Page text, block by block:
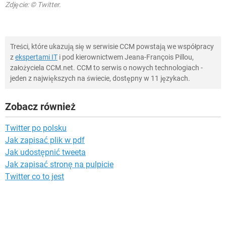
Zdjęcie: © Twitter.
Treści, które ukazują się w serwisie CCM powstają we współpracy
zekspertami IT i pod kierownictwem Jeana-François Pillou,
założyciela CCM.net. CCM to serwis o nowych technologiach -
jeden z największych na świecie, dostępny w 11 językach.
Zobacz również
Twitter po polsku
Jak zapisać plik w pdf
Jak udostępnić tweeta
Jak zapisać stronę na pulpicie
Twitter co to jest